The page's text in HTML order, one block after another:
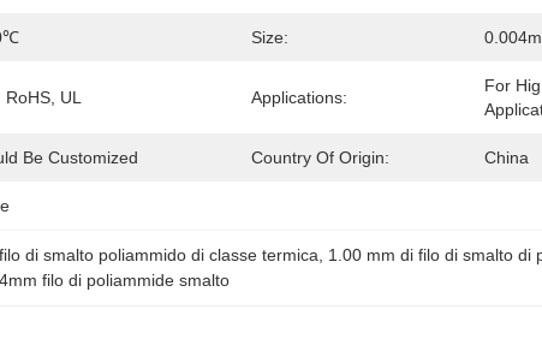
Size:
RoHS, UL Applications:
For
Be Customized Country Of Origin: China
di smalto poliammido di classe termica 1.00 mm di filo di smalto di
filo di poliammide smalto